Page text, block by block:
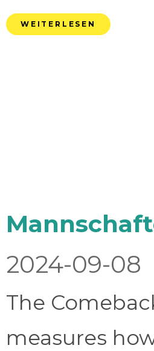
WEITERLESEN
2024-09-08
The
measures